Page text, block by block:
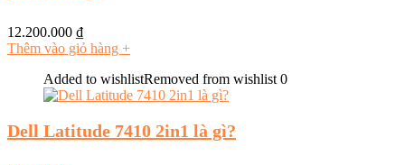
12.200.000 ₫
Thêm vào giỏ hàng +
Added to wishlistRemoved from wishlist 0
Dell Latitude 7410 2in1 là gì?